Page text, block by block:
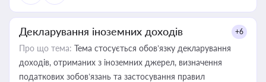
Декларування іноземних доходів +6
Про що тема: Тема стосується обов’язку декларування
доходів, отриманих з іноземних джерел, визначення
податкових зобов’язань та застосування правил